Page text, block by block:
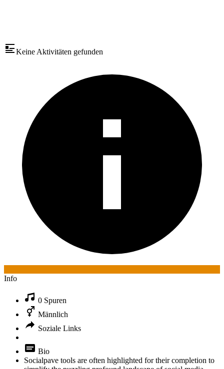
Keine Aktivitäten gefunden
Info
0 Spuren
Männlich
Soziale Links
Bio
Socialpave tools are often highlighted for their completion to